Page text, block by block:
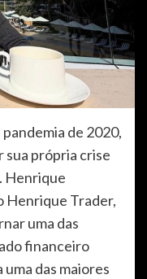
de 2020,
sua própria crise
Henrique
Henrique Trader,
uma das
financeiro
das maiores